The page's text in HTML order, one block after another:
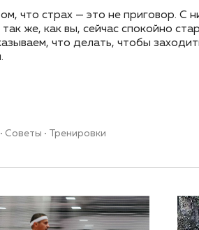
что страх — это не приговор. С
же, как вы, сейчас спокойно
что делать, чтобы
Советы Тренировки